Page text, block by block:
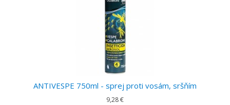
ANTIVESPE 750ml - sprej proti vosám, sršňím
9,28 €